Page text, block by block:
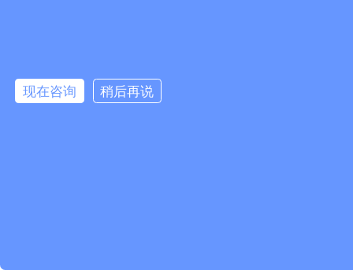
现在咨询 稍后再说